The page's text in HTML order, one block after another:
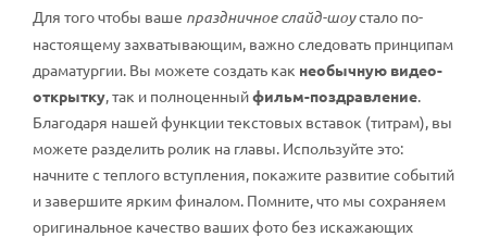
Для того чтобы ваше праздничное слайд-шоустало по-
настоящему захватывающим, важно следовать принципам
драматургии. Вы можете создать как необычную видео-
открытку, так и полноценныйфильм-поздравление.
Благодаря нашей функции текстовых вставок (титрам), вы
можете разделить ролик на главы. Используйте это:
начните с теплого вступления, покажите развитие событий
и завершите ярким финалом. Помните, что мы сохраняем
оригинальное качество ваших фото без искажающих